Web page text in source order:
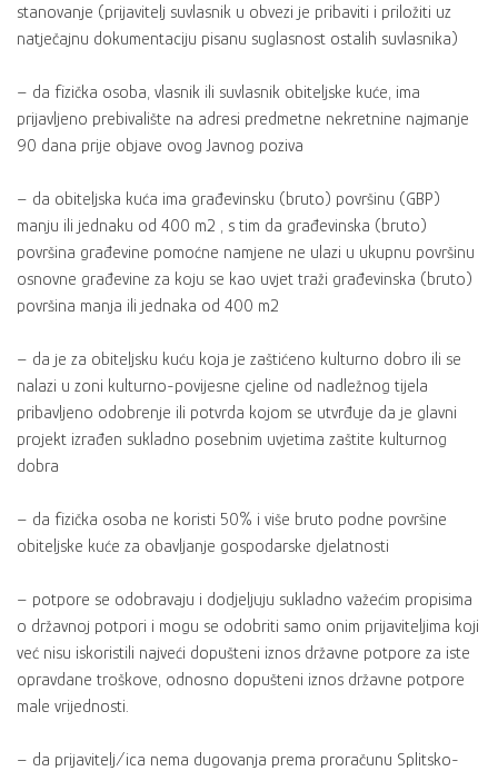
stanovanje (prijavitelj suvlasnik u obvezi je pribaviti i priložiti uz
natječajnu dokumentaciju pisanu suglasnost ostalih suvlasnika)
– da fizička osoba, vlasnik ili suvlasnik obiteljske kuće, ima
prijavljeno prebivalište na adresi predmetne nekretnine najmanje
90 dana prije objave ovog Javnog poziva
– da obiteljska kuća ima građevinsku (bruto) površinu (GBP)
manju ili jednaku od 400 m2 , s tim da građevinska (bruto)
površina građevine pomoćne namjene ne ulazi u ukupnu površinu
osnovne građevine za koju se kao uvjet traži građevinska (bruto)
površina manja ili jednaka od 400 m2
– da je za obiteljsku kuću koja je zaštićeno kulturno dobro ili se
nalazi u zoni kulturno-povijesne cjeline od nadležnog tijela
pribavljeno odobrenje ili potvrda kojom se utvrđuje da je glavni
projekt izrađen sukladno posebnim uvjetima zaštite kulturnog
dobra
– da fizička osoba ne koristi 50% i više bruto podne površine
obiteljske kuće za obavljanje gospodarske djelatnosti
– potpore se odobravaju i dodjeljuju sukladno važećim propisima
o državnoj potpori i mogu se odobriti samo onim prijaviteljima koji
već nisu iskoristili najveći dopušteni iznos državne potpore za iste
opravdane troškove, odnosno dopušteni iznos državne potpore
male vrijednosti.
– da prijavitelj/ica nema dugovanja prema proračunu Splitsko-